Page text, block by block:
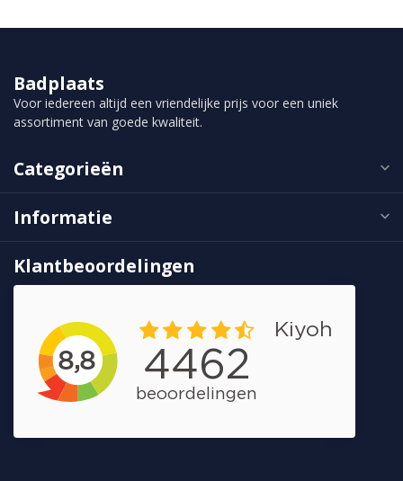
Badplaats
Voor iedereen altijd een vriendelijke prijs voor een uniek
assortiment van goede kwaliteit.
Categorieën
Informatie
Klantbeoordelingen